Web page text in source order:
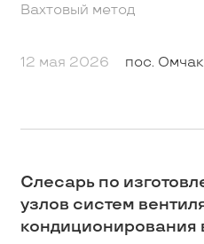
Вахтовый метод
12 мая 2026 пос. Омчак
Слесарь по
узлов систем
кондиционирования